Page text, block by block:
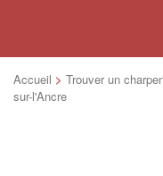
Accueil > Trouver un
sur-l'Ancre